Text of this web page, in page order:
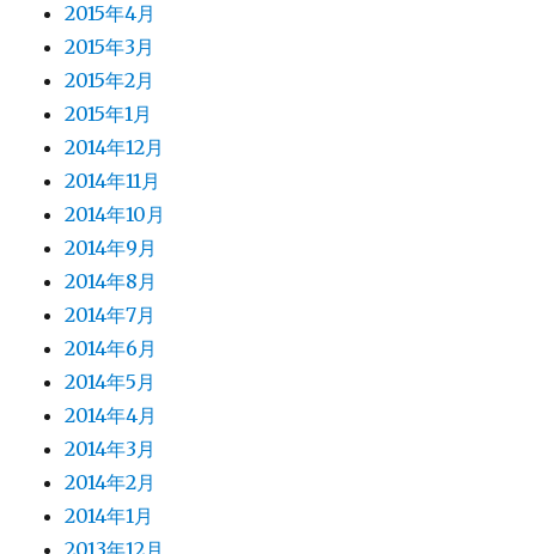
2015年4月
2015年3月
2015年2月
2015年1月
2014年12月
2014年11月
2014年10月
2014年9月
2014年8月
2014年7月
2014年6月
2014年5月
2014年4月
2014年3月
2014年2月
2014年1月